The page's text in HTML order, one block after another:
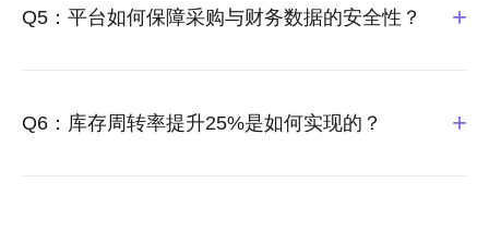
Q5：平台如何保障采购与财务数据的安全性？ +
Q6：库存周转率提升25%是如何实现的？ +